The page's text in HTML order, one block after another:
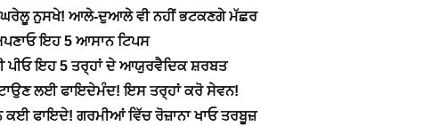
ਨੁਸਖੇ! ਆਲੇ-ਦੁਆਲੇ ਵੀ ਨਹੀਂ ਭਟਕਣਗੇ ਮੱਛਰ
ਇਹ 5 ਆਸਾਨ ਟਿਪਸ
ਪੀਓ ਇਹ 5 ਤਰ੍ਹਾਂ ਦੇ ਆਯੁਰਵੈਦਿਕ ਸ਼ਰਬਤ
ਲਈ ਫਾਇਦੇਮੰਦ! ਇਸ ਤਰ੍ਹਾਂ ਕਰੋ ਸੇਵਨ!
ਕਈ ਫਾਇਦੇ! ਗਰਮੀਆਂ ਵਿੱਚ ਰੋਜ਼ਾਨਾ ਖਾਓ ਤਰਬੂਜ਼